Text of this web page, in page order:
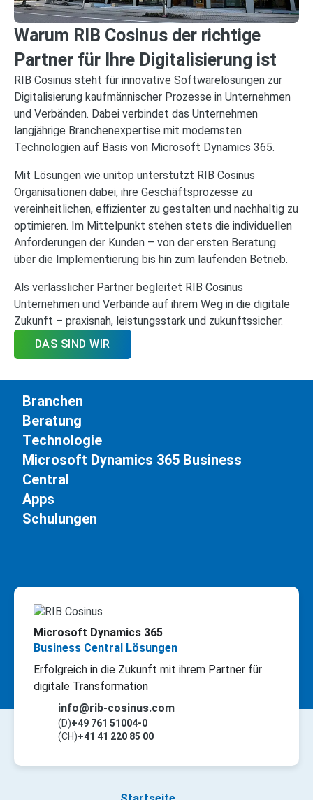
Warum RIB Cosinus der richtige
Partner für Ihre Digitalisierung ist
RIB Cosinus steht für innovative Softwarelösungen zur
Digitalisierung kaufmännischer Prozesse in Unternehmen
und Verbänden. Dabei verbindet das Unternehmen
langjährige Branchenexpertise mit modernsten
Technologien auf Basis von Microsoft Dynamics 365.
Mit Lösungen wie unitop unterstützt RIB Cosinus
Organisationen dabei, ihre Geschäftsprozesse zu
vereinheitlichen, effizienter zu gestalten und nachhaltig zu
optimieren. Im Mittelpunkt stehen stets die individuellen
Anforderungen der Kunden – von der ersten Beratung
über die Implementierung bis hin zum laufenden Betrieb.
Als verlässlicher Partner begleitet RIB Cosinus
Unternehmen und Verbände auf ihrem Weg in die digitale
Zukunft – praxisnah, leistungsstark und zukunftssicher.
DAS SIND WIR
Branchen
Beratung
Technologie
Microsoft Dynamics 365 Business
Central
Apps
Schulungen
Microsoft Dynamics 365
Business Central Lösungen
Erfolgreich in die Zukunft mit ihrem Partner für
digitale Transformation
info@rib-cosinus.com
(D)+49 761 51004-0
(CH)+41 41 220 85 00